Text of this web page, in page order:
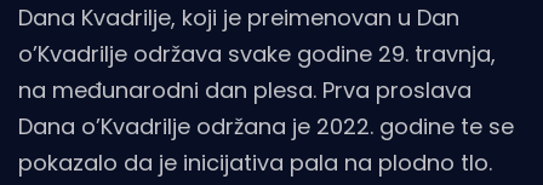
Dana Kvadrilje, koji je preimenovan u Dan
o’Kvadrilje održava svake godine 29. travnja,
na međunarodni dan plesa. Prva proslava
Dana o’Kvadrilje održana je 2022. godine te se
pokazalo da je inicijativa pala na plodno tlo.